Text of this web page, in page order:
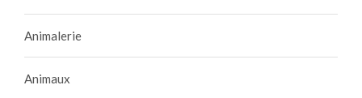
Animalerie
Animaux